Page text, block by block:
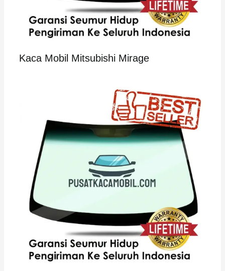
Kaca Mobil Mitsubishi Mirage